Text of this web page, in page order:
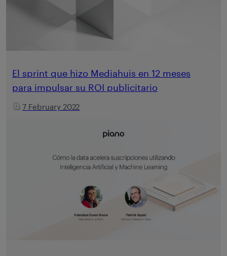
El sprint que hizo Mediahuis en 12 meses
para impulsar su ROI publicitario
7 February 2022